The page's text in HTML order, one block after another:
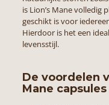
is Lion’s Mane
geschikt is voor
Hierdoor is het een
levensstijl.
De voordelen
Mane capsules